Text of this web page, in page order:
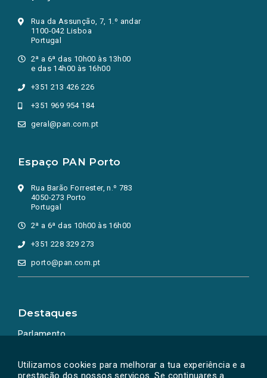
Utilizamos cookies para melhorar a tua experiência e a
prestação dos nossos serviços. Se continuares a
Rua da Assunção, 7, 1.º andar
1100-042 Lisboa
Portugal
2ª a 6ª das 10h00 às 13h00
e das 14h00 às 16h00
+351 213 426 226
+351 969 954 184
geral@pan.com.pt
Espaço PAN Porto
Rua Barão Forrester, n.º 783
4050-273 Porto
Portugal
2ª a 6ª das 10h00 às 16h00
+351 228 329 273
porto@pan.com.pt
Destaques
Parlamento